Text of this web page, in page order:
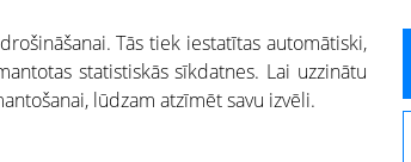
un tai nav juridiska spēka. Portāla lietotājs, izmantojot
Tās tiek iestatītas automātiski,
statistiskās sīkdatnes. Lai uzzinātu
lūdzam atzīmēt savu izvēli.